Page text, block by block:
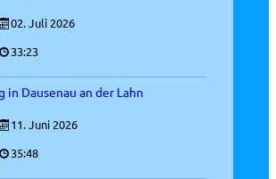
02. Juli 2026
33:23
in Dausenau an der Lahn
11. Juni 2026
35:48